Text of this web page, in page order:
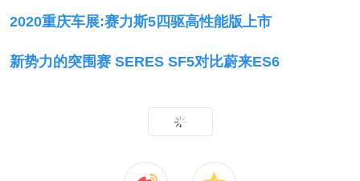
2020重庆车展:赛力斯5四驱高性能版上市
新势力的突围赛 SERES SF5对比蔚来ES6